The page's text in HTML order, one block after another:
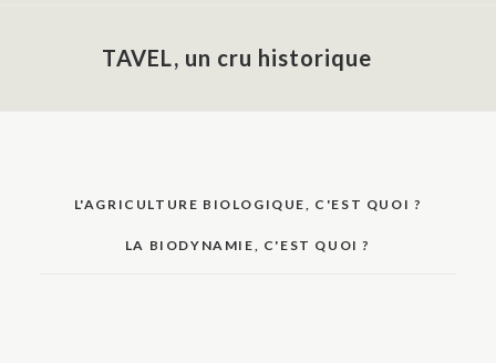
TAVEL, un cru historique
L'AGRICULTURE BIOLOGIQUE, C'EST QUOI ?
LA BIODYNAMIE, C'EST QUOI ?